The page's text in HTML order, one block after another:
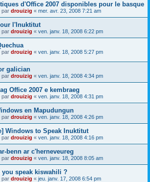
d'Office 2007 disponibles pour le basque
par drouizig « mer. avr. 23, 2008 7:21 am
l'Inuktitut
par drouizig « ven. janv. 18, 2008 6:22 pm
par drouizig « ven. janv. 18, 2008 5:27 pm
galician
par drouizig « ven. janv. 18, 2008 4:34 pm
Office 2007 e kembraeg
par drouizig « ven. janv. 18, 2008 4:31 pm
en Mapudungun
par drouizig « ven. janv. 18, 2008 4:26 pm
Windows to Speak Inuktitut
par drouizig « ven. janv. 18, 2008 4:16 pm
benn ar c'herneveureg
par drouizig « ven. janv. 18, 2008 8:05 am
you speak kiswahili ?
par drouizig « jeu. janv. 17, 2008 6:54 pm